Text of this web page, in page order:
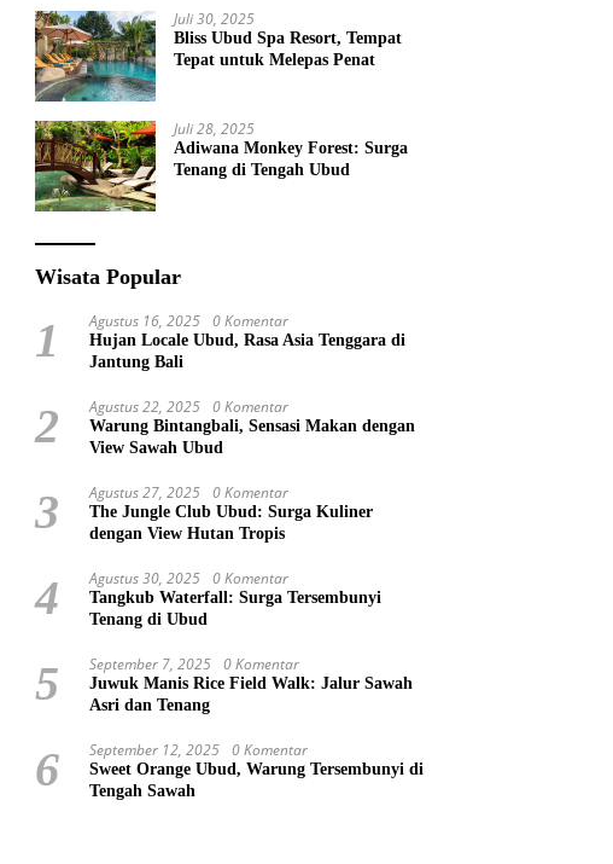
Juli 30, 2025
Bliss Ubud Spa Resort, Tempat
Tepat untuk Melepas Penat
Juli 28, 2025
Adiwana Monkey Forest: Surga
Tenang di Tengah Ubud
Wisata Popular
1 Agustus 16, 2025 0 Komentar
Hujan Locale Ubud, Rasa Asia Tenggara di
Jantung Bali
2 Agustus 22, 2025 0 Komentar
Warung Bintangbali, Sensasi Makan dengan
View Sawah Ubud
3 Agustus 27, 2025 0 Komentar
The Jungle Club Ubud: Surga Kuliner
dengan View Hutan Tropis
4 Agustus 30, 2025 0 Komentar
Tangkub Waterfall: Surga Tersembunyi
Tenang di Ubud
5 September 7, 2025 0 Komentar
Juwuk Manis Rice Field Walk: Jalur Sawah
Asri dan Tenang
6 September 12, 2025 0 Komentar
Sweet Orange Ubud, Warung Tersembunyi di
Tengah Sawah